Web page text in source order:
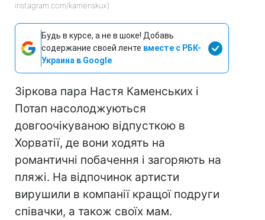
instagram.com/kamenskux)
Будь в курсе, а не в шоке! Добавь
содержание своей ленте вместе с РБК-
Украина в Google
Зіркова пара Настя Каменських і
Потап насолоджуються
довгоочікуваною відпусткою в
Хорватії, де вони ходять на
романтичні побачення і загоряють на
пляжі. На відпочинок артисти
вирушили в компанії кращої подруги
співачки, а також своїх мам.